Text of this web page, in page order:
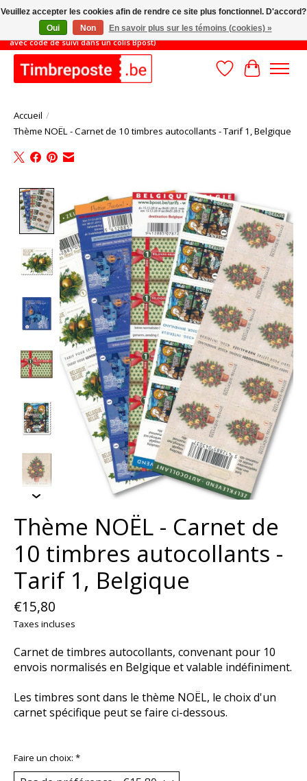
JUSQU'AU 31/8: MONTANT MINIMUM DE COMMANDE 45€ (livraison gratuite
avec code de suivi dans un colis Bpost)
Liste dePanier
Accueil /
Thème NOËL - Carnet de 10 timbres autocollants - Tarif 1, Belgique
Product image slideshow Items
Thème NOËL - Carnet de
10 timbres autocollants -
Tarif 1, Belgique
€15,80
Taxes incluses
Carnet de timbres autocollants, convenant pour 10
envois normalisés en Belgique et valable indéfiniment.
Les timbres sont dans le thème NOËL, le choix d'un
carnet spécifique peut se faire ci-dessous.
Faire un choix: *
Veuillez accepter les cookies afin de rendre ce site plus fonctionnel. D'accord?
Oui
Non En savoir plus sur les témoins (cookies) »